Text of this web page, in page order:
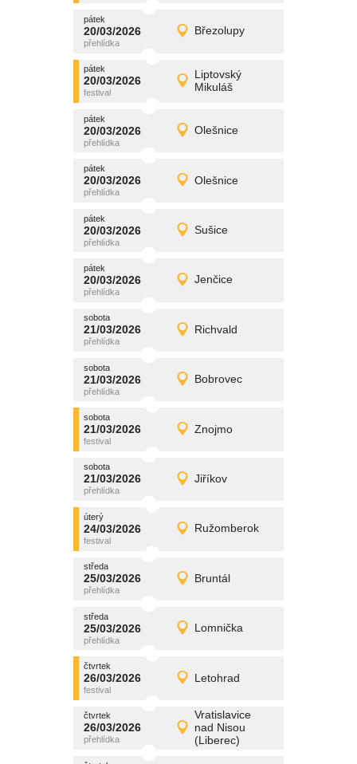
pátek
20/03/2026 Březolupy
pátek
20/03/2026 Detail
promítání
pátek
20/03/2026
Liptovský
Mikuláš
pátek
20/03/2026 Detail
promítání
pátek
20/03/2026 Olešnice
pátek
20/03/2026 Detail
promítání
pátek
20/03/2026 Olešnice
pátek
20/03/2026 Detail
promítání
pátek
20/03/2026 Sušice
pátek
20/03/2026 Detail
promítání
pátek
20/03/2026 Jenčice
pátek
20/03/2026 Detail
promítání
sobota
21/03/2026 Richvald
sobota
21/03/2026 Detail
promítání
sobota
21/03/2026 Bobrovec
sobota
21/03/2026 Detail
promítání
sobota
21/03/2026 Znojmo
sobota
21/03/2026 Detail
promítání
sobota
21/03/2026 Jiříkov
sobota
21/03/2026 Detail
promítání
úterý
24/03/2026 Ružomberok
úterý
24/03/2026 Detail
promítání
středa
25/03/2026 Bruntál
středa
25/03/2026 Detail
promítání
středa
25/03/2026 Lomnička
středa
25/03/2026 Detail
promítání
čtvrtek
26/03/2026 Letohrad
čtvrtek
26/03/2026 Detail
promítání
čtvrtek
26/03/2026
Vratislavice
nad Nisou
(Liberec)
čtvrtek
26/03/2026 Detail
promítání